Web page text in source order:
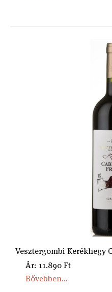
Vesztergombi Kerékhegy
Ár: 11.890 Ft
Bővebben...